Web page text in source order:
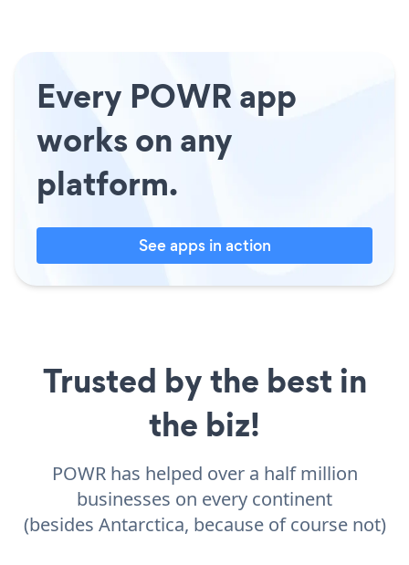
Every POWR app
works on any
platform.
See apps in action
Trusted by the best in
the biz!
POWR has helped over a half million
businesses on every continent
(besides Antarctica, because of course not)